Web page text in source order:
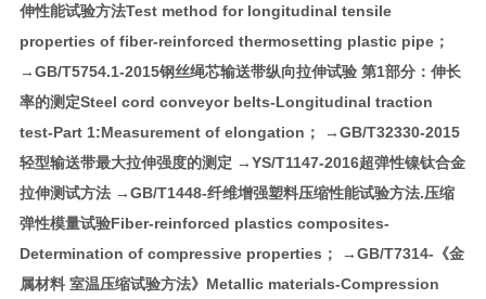
伸性能试验方法Test method for longitudinal tensile
properties of fiber-reinforced thermosetting plastic pipe；
→GB/T5754.1-2015钢丝绳芯输送带纵向拉伸试验 第1部分：伸长
率的测定Steel cord conveyor belts-Longitudinal traction
test-Part 1:Measurement of elongation； →GB/T32330-2015
轻型输送带最大拉伸强度的测定 →YS/T1147-2016超弹性镍钛合金
拉伸测试方法 →GB/T1448-纤维增强塑料压缩性能试验方法.压缩
弹性模量试验Fiber-reinforced plastics composites-
Determination of compressive properties； →GB/T7314-《金
属材料 室温压缩试验方法》Metallic materials-Compression